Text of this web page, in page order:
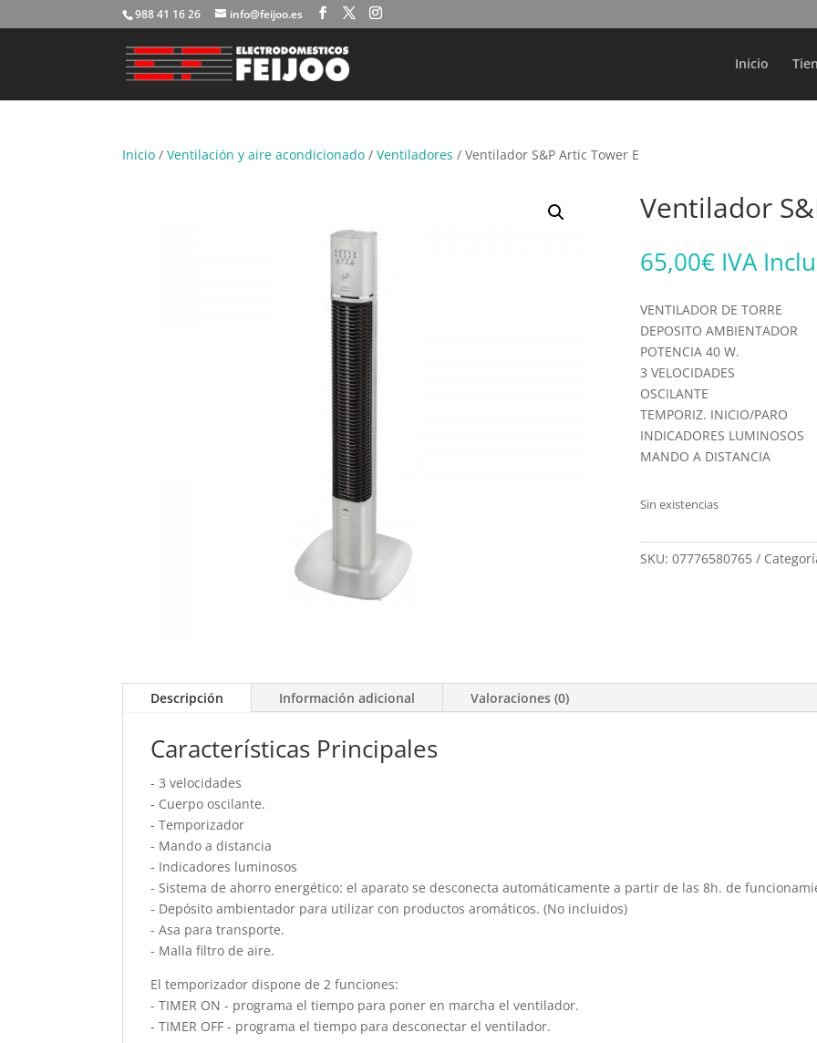
988 41 16 26 info@feijoo.es
Inicio
Búsqueda
productos
Inicio /Ventilación y aire acondicionado /Ventiladores / Ventilador S&P Artic Tower E
Ventilador
65,00€ IVA
VENTILADOR DE TORRE
DEPOSITO AMBIENTADOR
POTENCIA 40 W.
3 VELOCIDADES
OSCILANTE
TEMPORIZ. INICIO/PARO
INDICADORES LUMINOSOS
MANDO A DISTANCIA
Sin existencias
SKU: 07776580765
Descripción Información adicional Valoraciones (0)
Características Principales
- 3 velocidades
- Cuerpo oscilante.
- Temporizador
- Mando a distancia
- Indicadores luminosos
- Sistema de ahorro energético: el aparato se desconecta automáticamente a partir de las 8h. de
- Depósito ambientador para utilizar con productos aromáticos. (No incluidos)
- Asa para transporte.
- Malla filtro de aire.
El temporizador dispone de 2 funciones:
- TIMER ON - programa el tiempo para poner en marcha el ventilador.
- TIMER OFF - programa el tiempo para desconectar el ventilador.